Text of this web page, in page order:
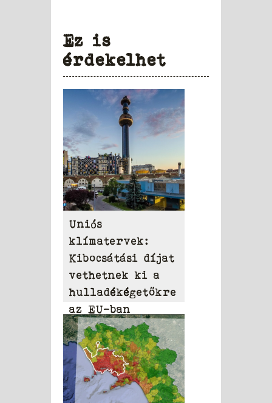
Ez is
érdekelhet
Uniós
klímatervek:
Kibocsátási díjat
vethetnek ki a
hulladékégetőkre
az EU-ban